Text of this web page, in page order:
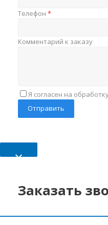
Телефон *
Комментарий к заказу
Я согласен на
×
Заказать